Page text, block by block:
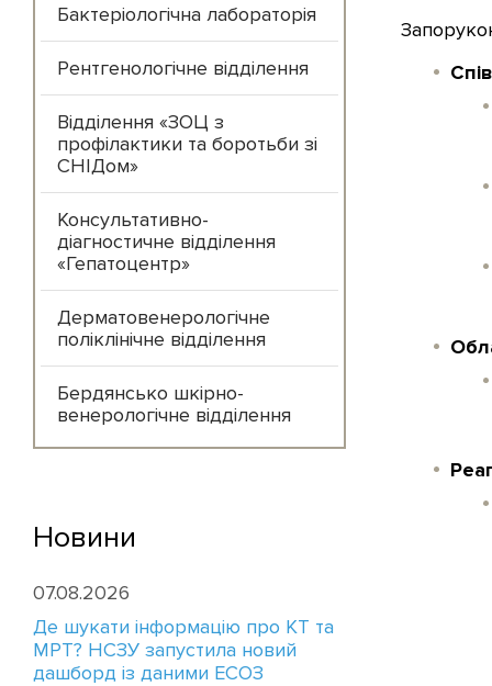
Бактеріологічна лабораторія
Рентгенологічне відділення
Відділення «ЗОЦ з
профілактики та боротьби зі
СНІДом»
Консультативно-
діагностичне відділення
«Гепатоцентр»
Дерматовенерологічне
поліклінічне відділення
Бердянсько шкірно-
венерологічне відділення
Новини
07.08.2026
Де шукати інформацію про КТ та
МРТ? НСЗУ запустила новий
дашборд із даними ЕСОЗ